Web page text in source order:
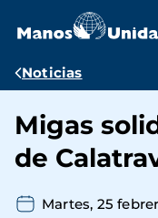
contenido
Ruta
navegación
Noticias
Migas
de
Martes, 25